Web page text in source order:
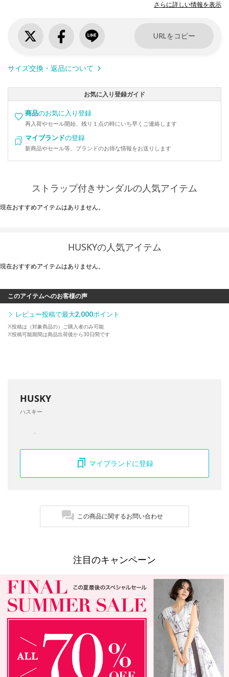
さらに詳しい情報を表示
URLをコピー
サイズ交換・返品について
お気に入り登録ガイド
商品のお気に入り登録
再入荷やセール開始、残り１点の時にいち早くご連絡します
マイブランドの登録
新商品やセール等、ブランドのお得な情報をお送りします
ストラップ付きサンダルの人気アイテム
現在おすすめアイテムはありません。
HUSKYの人気アイテム
現在おすすめアイテムはありません。
このアイテムへのお客様の声
レビュー投稿で最大2,000ポイント
※投稿は（対象商品の）ご購入者のみ可能
※投稿可能期間は商品出荷後から30日間です
HUSKY
ハスキー
マイブランドに登録
この商品に関するお問い合わせ
注目のキャンペーン